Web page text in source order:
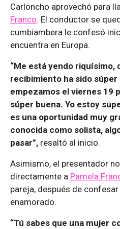
Carloncho aprovechó para
Franco. El conductor se
cumbiambera le confesó
encuentra en Europa.
“Me está yendo riquísimo,
recibimiento ha sido súper
empezamos el viernes 19
súper buena. Yo estoy
es una oportunidad muy
conocida como solista,
pasar”, resaltó al inicio.
Asimismo, el presentador
directamente a Pamela
pareja, después de
enamorado.
“Tú sabes que una mujer